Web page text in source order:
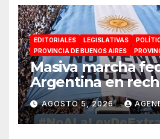
EDITORIALES LEGISLATIVAS
PROVINCIA DE BUENOS AIRES
Masiva marcha
Argentina en
reforma de la Ley
impulsada por
soberanía no se
AGOSTO 5, 2026